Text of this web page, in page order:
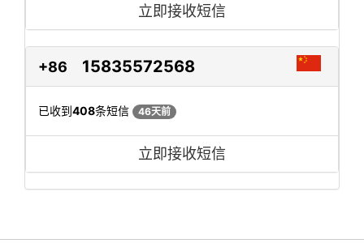
立即接收短信
+86 15835572568
已收到408条短信 46天前
立即接收短信